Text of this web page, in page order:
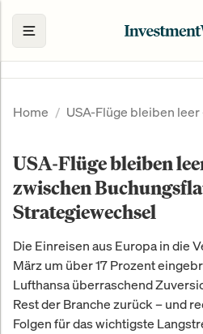
Home USA-Flüge bleiben
USA-Flüge bleiben
zwischen
Strategiewechsel
Die Einreisen aus Europa in die
März um über 17 Prozent
Lufthansa überraschend
Rest der Branche zurück – und
Folgen für das wichtigste